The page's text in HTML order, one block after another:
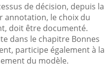
de décision, depuis la
annotation, le choix du
doit être documenté.
dans le chapitre Bonnes
participe également à la
du modèle.